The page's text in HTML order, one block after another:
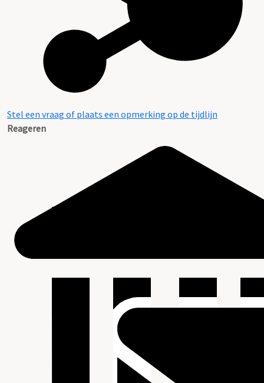
Stel een vraag of plaats een opmerking op de tijdlijn
Reageren